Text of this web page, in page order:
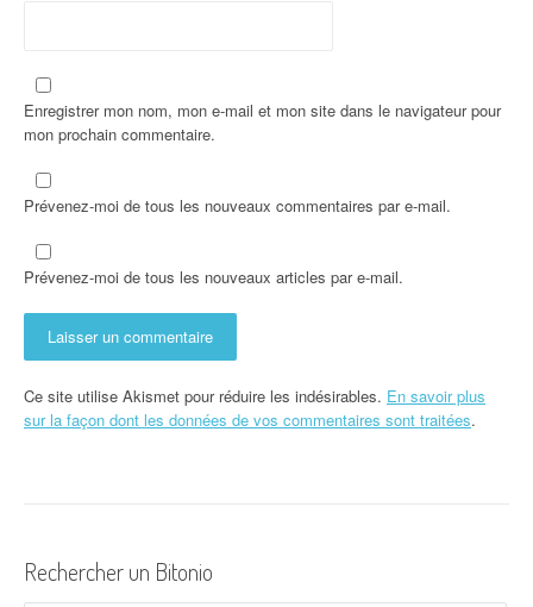
Enregistrer mon nom, mon e-mail et mon site dans le navigateur pour
mon prochain commentaire.
Prévenez-moi de tous les nouveaux commentaires par e-mail.
Prévenez-moi de tous les nouveaux articles par e-mail.
Ce site utilise Akismet pour réduire les indésirables. En savoir plus
sur la façon dont les données de vos commentaires sont traitées.
Rechercher un Bitonio